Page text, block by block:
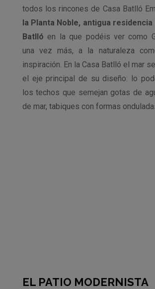
todos los rincones de Casa Batlló
la Planta Noble, antigua
Batlló en la que podéis ver como
una vez más, a la naturaleza
inspiración. En la Casa Batlló el mar
el eje principal de su diseño: lo
los techos que semejan gotas de
de mar, tabiques con formas
EL PATIO MODERNISTA